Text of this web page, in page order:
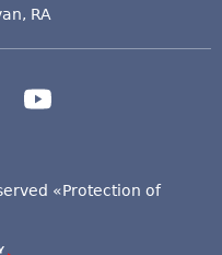
RA
«Protection of